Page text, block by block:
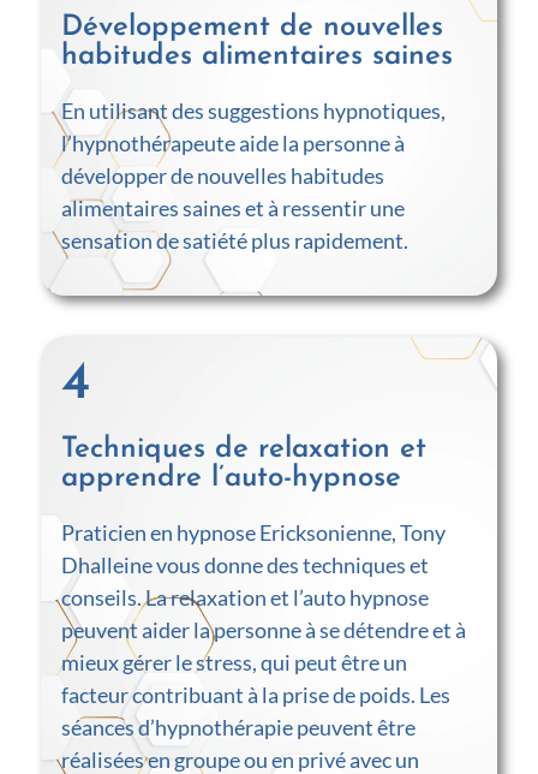
Développement de nouvelles
habitudes alimentaires saines
En utilisant des suggestions hypnotiques,
l’hypnothérapeute aide la personne à
développer de nouvelles habitudes
alimentaires saines et à ressentir une
sensation de satiété plus rapidement.
4
Techniques de relaxation et
apprendre l’auto-hypnose
Praticien en hypnose Ericksonienne, Tony
Dhalleine vous donne des techniques et
conseils.La relaxation et l’auto hypnose
peuvent aider la personne à se détendre et à
mieux gérer le stress, qui peut être un
facteur contribuant à la prise de poids. Les
séances d’hypnothérapie peuvent être
réalisées en groupe ou en privé avec un